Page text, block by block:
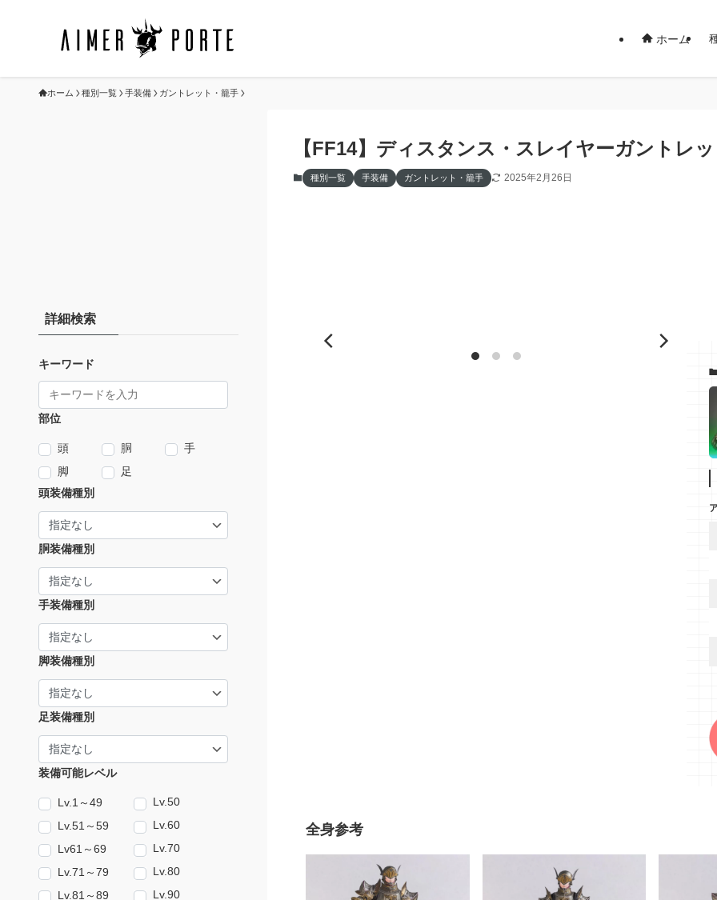
ホーム
ホーム 種別一覧 手装備 ガントレット・籠手
【FF14】ディスタンス・スレイヤーガントレ
種別一覧 手装備 ガントレット・籠手 2025年2月26日
全身参考
詳細検索
キーワード
部位
頭 胴
手
脚
足
頭装備種別
胴装備種別
手装備種別
脚装備種別
足装備種別
装備可能レベル
Lv.1～49
Lv.50
Lv.51～59
Lv.60
Lv61～69
Lv.70
Lv.71～79
Lv.80
Lv.81～89
Lv.90